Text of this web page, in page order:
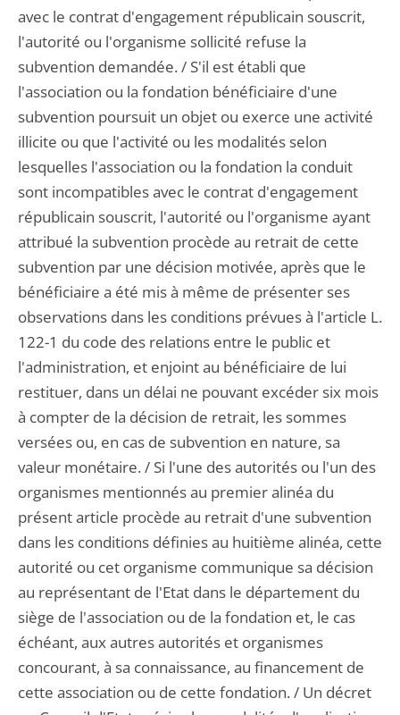
avec le contrat d'engagement républicain souscrit,
l'autorité ou l'organisme sollicité refuse la
subvention demandée. / S'il est établi que
l'association ou la fondation bénéficiaire d'une
subvention poursuit un objet ou exerce une activité
illicite ou que l'activité ou les modalités selon
lesquelles l'association ou la fondation la conduit
sont incompatibles avec le contrat d'engagement
républicain souscrit, l'autorité ou l'organisme ayant
attribué la subvention procède au retrait de cette
subvention par une décision motivée, après que le
bénéficiaire a été mis à même de présenter ses
observations dans les conditions prévues à l'article L.
122-1 du code des relations entre le public et
l'administration, et enjoint au bénéficiaire de lui
restituer, dans un délai ne pouvant excéder six mois
à compter de la décision de retrait, les sommes
versées ou, en cas de subvention en nature, sa
valeur monétaire. / Si l'une des autorités ou l'un des
organismes mentionnés au premier alinéa du
présent article procède au retrait d'une subvention
dans les conditions définies au huitième alinéa, cette
autorité ou cet organisme communique sa décision
au représentant de l'Etat dans le département du
siège de l'association ou de la fondation et, le cas
échéant, aux autres autorités et organismes
concourant, à sa connaissance, au financement de
cette association ou de cette fondation. / Un décret